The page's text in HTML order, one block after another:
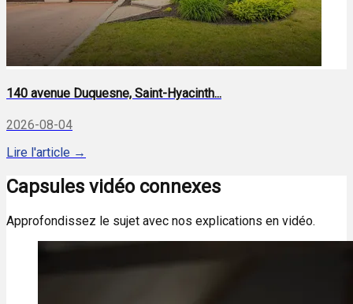
140 avenue Duquesne, Saint-Hyacinth...
2026-08-04
Lire l'article →
Capsules vidéo connexes
Approfondissez le sujet avec nos explications en vidéo.